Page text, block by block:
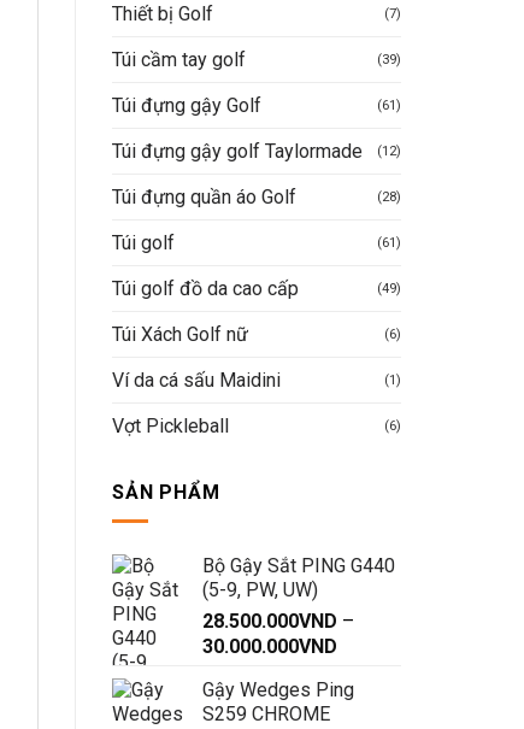
Thiết bị Golf (7)
Túi cầm tay golf (39)
Túi đựng gậy Golf (61)
Túi đựng gậy golf Taylormade (12)
Túi đựng quần áo Golf (28)
Túi golf (61)
Túi golf đồ da cao cấp (49)
Túi Xách Golf nữ (6)
Ví da cá sấu Maidini (1)
Vợt Pickleball (6)
SẢN PHẨM
Bộ Gậy Sắt PING G440
(5-9, PW, UW)
28.500.000VND –
30.000.000VND
từ
Gậy Wedges Ping
S259 CHROME